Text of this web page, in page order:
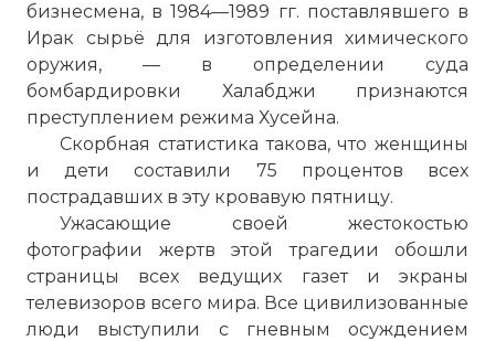
бизнесмена, в 1984—1989 гг. поставлявшего в
Ирак сырьё для изготовления химического
оружия, — в определении суда
бомбардировки Халабджи признаются
преступлением режима Хусейна.
Скорбная статистика такова, что женщины
и дети составили 75 процентов всех
пострадавших в эту кровавую пятницу.
Ужасающие своей жестокостью
фотографии жертв этой трагедии обошли
страницы всех ведущих газет и экраны
телевизоров всего мира. Все цивилизованные
люди выступили с гневным осуждением